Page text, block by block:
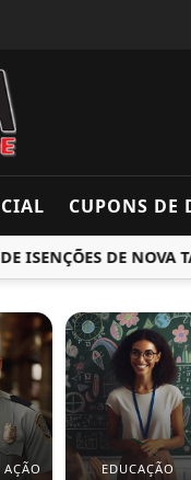
CUPONS DE
DE NOVA
EDUCAÇÃO